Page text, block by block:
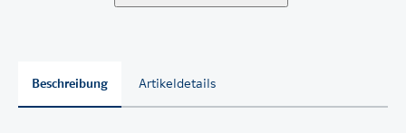
Beschreibung Artikeldetails